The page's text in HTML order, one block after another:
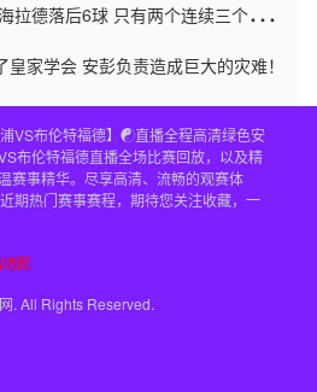
拉德落后6球 只有两个连续三个连续
家学会 安彭负责造成巨大的灾难！
VS布伦特福德】☯️直播全程高清绿色安
布伦特福德直播全场比赛回放，以及精
赛事精华。尽享高清、流畅的观赛体
期热门赛事赛程，期待您关注收藏，一
图
. All Rights Reserved.